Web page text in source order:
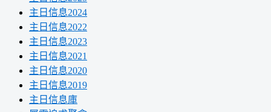
主日信息2024
主日信息2022
主日信息2023
主日信息2021
主日信息2020
主日信息2019
主日信息庫